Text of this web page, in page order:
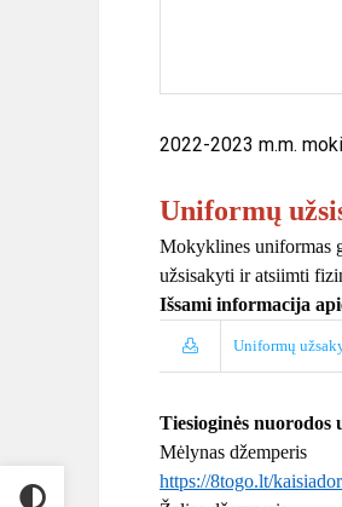
2022-2023 m.m.
Uniformų
Mokyklines uniformas
užsisakyti ir atsiimti
Išsami informacija
Uniformų
Tiesioginės nuorodos
Mėlynas džemperis
https://8togo.lt/